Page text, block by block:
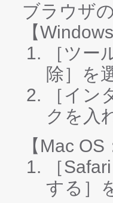
ブラウザ
【
［ツ
除］を
［イ
クを入
【Mac
［
する］